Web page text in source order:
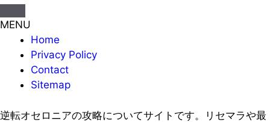
MENU
Home
Privacy Policy
Contact
Sitemap
逆転オセロニアの攻略についてサイトです。リセマラや最